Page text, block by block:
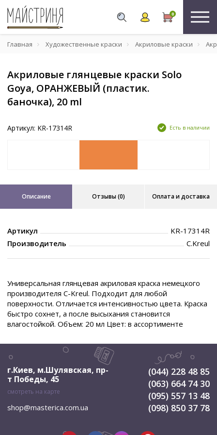
0
Главная Художественные краски Акриловые краски
Акриловые глянцевые краски Solo
Goya, ОРАНЖЕВЫЙ (пластик.
баночка), 20 ml
Артикул: KR-17314R Есть в наличии
Описание Отзывы (0) Оплата и доставка
Артикул
KR-17314R
Производитель
C.Kreul
Универсальная глянцевая акриловая краска немецкого
производителя C-Kreul. Подходит для любой
поверхности. Отличается интенсивностью цвета. Краска
быстро сохнет, а после высыхания становится
влагостойкой. Объем: 20 мл Цвет: в ассортименте
г.Киев, м.Шулявская, пр-
т Победы, 45
смотреть на карте
shop@masterica.com.ua
(044) 228 48 85
(063) 664 74 30
(095) 557 13 48
(098) 850 37 78